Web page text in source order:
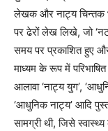
लेखक और नाट्य चिन्तक
पर ढेरों लेख लिखे, जो
समय पर प्रकाशित हुए
माध्यम के रूप में
आलावा ‘नाट्य युग’,
‘आधुनिक नाट्य’ आदि
सामग्री थी, जिसे